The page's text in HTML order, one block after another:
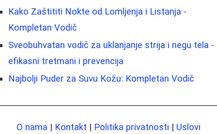
Kako Zaštititi Nokte od Lomljenja i Listanja -
Kompletan Vodič
Sveobuhvatan vodič za uklanjanje strija i negu tela -
efikasni tretmani i prevencija
Najbolji Puder za Suvu Kožu: Kompletan Vodič
O nama | Kontakt | Politika privatnosti | Uslovi